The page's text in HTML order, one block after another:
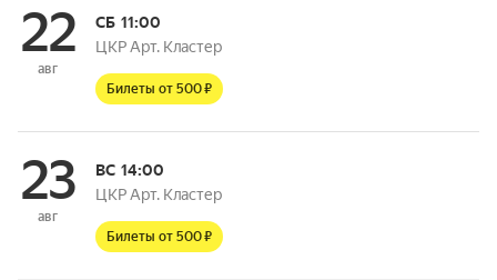
22
авг
СБ11:00
ЦКР Арт. Кластер
Билеты от 500 ₽
23
авг
ВС14:00
ЦКР Арт. Кластер
Билеты от 500 ₽